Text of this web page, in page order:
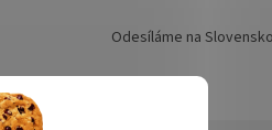
Odesíláme na Slovensko